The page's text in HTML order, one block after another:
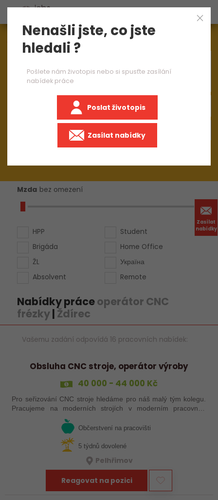
Zasílat
nabídky
Aktuálně1545nabídek práce
Mzda bez omezení
HPP
Brigáda
ŽL
Absolvent
Student
Home Office
Україна
Remote
Nabídky práceoperátor CNC
frézky| Ždírec
Vašemu zadání odpovídá 16 pracovních nabídek:
Obsluha CNC stroje, operátor výroby
40 000 - 44 000 Kč
Pro seřizování CNC stroje hledáme pro náš malý tým kolegu.
Pracujeme na moderních strojích v moderním pracovním
prostředí. Pracovistě 5 km od Jihlavy.
Občerstvení na pracovišti
5 týdnů dovolené
Pelhřimov
Reagovat na pozici
Nenašli jste, co jste
hledali ?
Pošlete nám životopis nebo si spusťte zasílání
nabídek práce
Poslat životopis
Zasílat nabídky